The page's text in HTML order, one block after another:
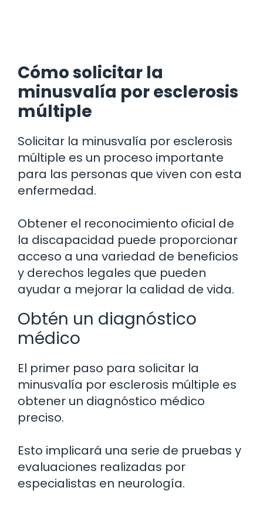
Cómo solicitar la
minusvalía por esclerosis
múltiple
Solicitar la minusvalía por esclerosis
múltiple es un proceso importante
para las personas que viven con esta
enfermedad.
Obtener el reconocimiento oficial de
la discapacidad puede proporcionar
acceso a una variedad de beneficios
y derechos legales que pueden
ayudar a mejorar la calidad de vida.
Obtén un diagnóstico
médico
El primer paso para solicitar la
minusvalía por esclerosis múltiple es
obtener un diagnóstico médico
preciso.
Esto implicará una serie de pruebas y
evaluaciones realizadas por
especialistas en neurología.